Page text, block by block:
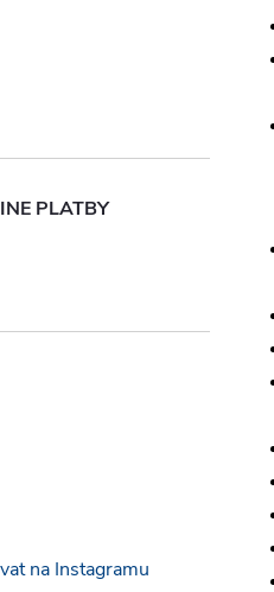
PLATBY
na Instagramu